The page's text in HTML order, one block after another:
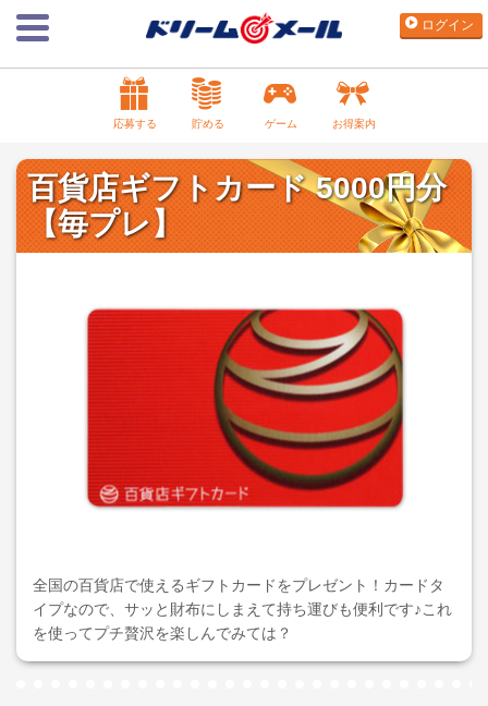
ログイン
応募する 貯める ゲーム お得案内
百貨店ギフトカード 5000円分
【毎プレ】
全国の百貨店で使えるギフトカードをプレゼント！カードタ
イプなので、サッと財布にしまえて持ち運びも便利です♪これ
を使ってプチ贅沢を楽しんでみては？